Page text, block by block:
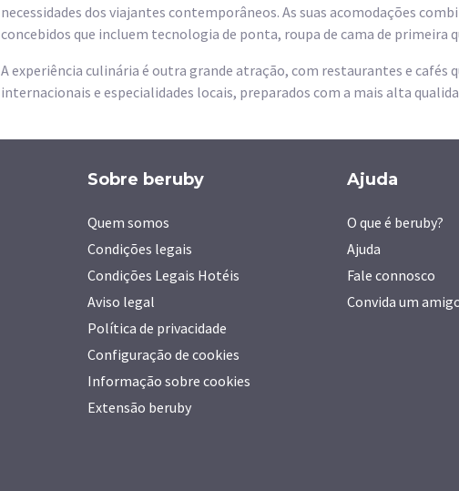
necessidades dos viajantes contemporâneos. As suas acomodações
concebidos que incluem tecnologia de ponta, roupa de cama de primeira
A experiência culinária é outra grande atração, com restaurantes e cafés
internacionais e especialidades locais, preparados com a mais alta
Sobre beruby
Quem somos
Condições legais
Condições Legais Hotéis
Aviso legal
Política de privacidade
Configuração de cookies
Informação sobre cookies
Extensão beruby
Ajuda
O que é beruby?
Ajuda
Fale connosco
Convida um